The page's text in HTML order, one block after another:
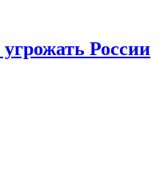
России